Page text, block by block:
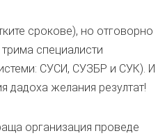
срокове), но отговорно
специалисти
СУСИ, СУЗБР и СУК). И
дадоха желания резултат!
организация проведе